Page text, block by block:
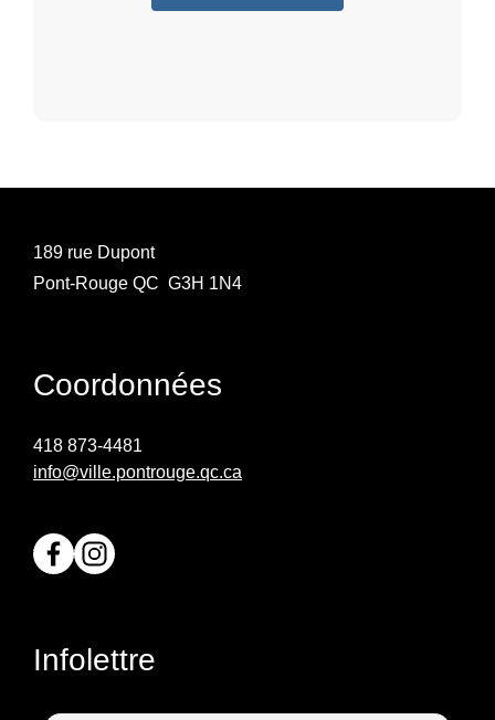
189 rue Dupont
Pont-Rouge QC G3H 1N4
Coordonnées
418 873-4481
info@ville.pontrouge.qc.ca
Infolettre